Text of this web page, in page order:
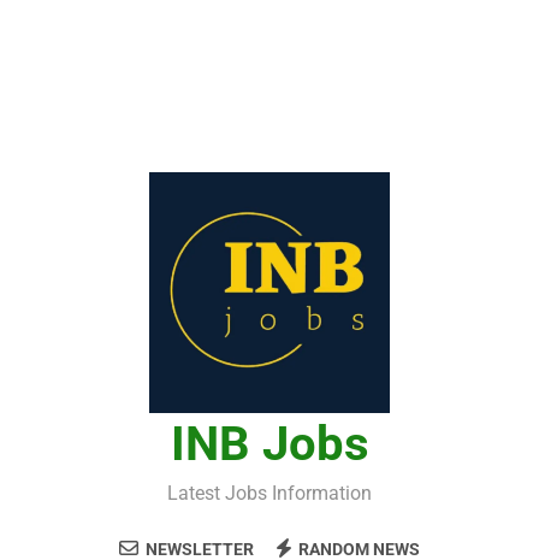
INB Jobs
Latest Jobs Information
NEWSLETTER RANDOM NEWS